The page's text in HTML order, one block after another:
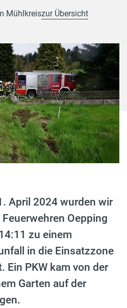
Mühlkreiszur Übersicht
April 2024 wurden wir
Oepping
zu einem
in die Einsatzzone
Ein PKW kam von der
Garten auf der